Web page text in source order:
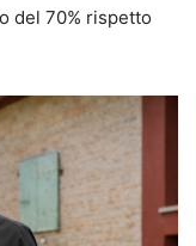
del 70% rispetto